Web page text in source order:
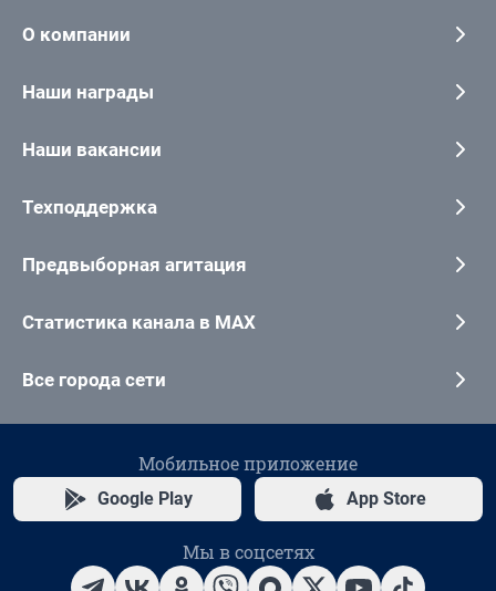
О компании
Наши награды
Наши вакансии
Техподдержка
Предвыборная агитация
Статистика канала в MAX
Все города сети
Мобильное приложение
Google Play App Store
Мы в соцсетях